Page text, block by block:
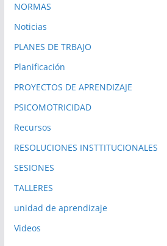
NORMAS
Noticias
PLANES DE TRBAJO
Planificación
PROYECTOS DE APRENDIZAJE
PSICOMOTRICIDAD
Recursos
RESOLUCIONES INSTTITUCIONALES
SESIONES
TALLERES
unidad de aprendizaje
Videos